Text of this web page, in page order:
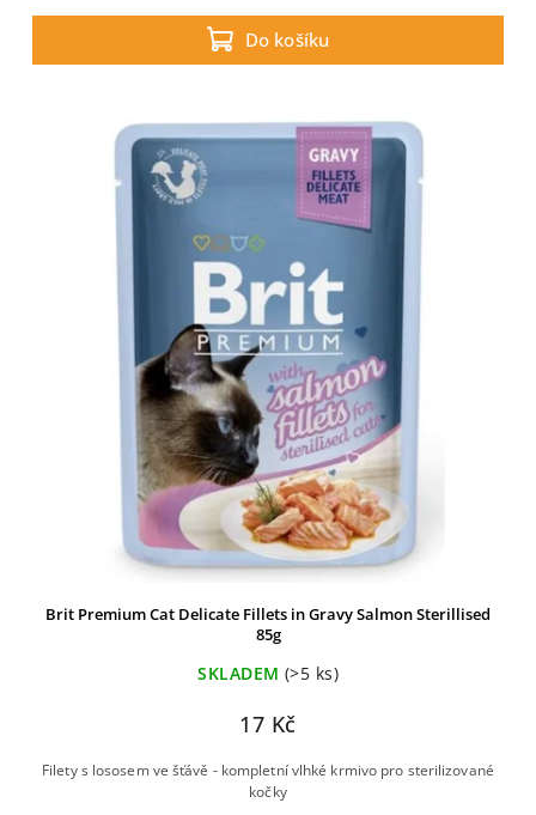
Do košíku
Brit Premium Cat Delicate Fillets in Gravy Salmon Sterillised
85g
SKLADEM (>5 ks)
17 Kč
Filety s lososem ve šťávě - kompletní vlhké krmivo pro sterilizované
kočky